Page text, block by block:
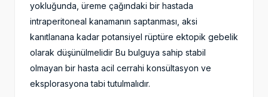
yokluğunda, üreme çağındaki bir hastada
intraperitoneal kanamanın saptanması, aksi
kanıtlanana kadar potansiyel rüptüre ektopik gebelik
olarak düşünülmelidir Bu bulguya sahip stabil
olmayan bir hasta acil cerrahi konsültasyon ve
eksplorasyona tabi tutulmalıdır.